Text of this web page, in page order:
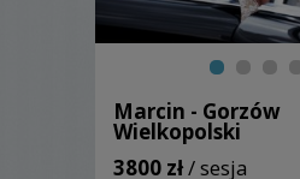
Marcin - Gorzów
Wielkopolski
3800 zł/ sesja